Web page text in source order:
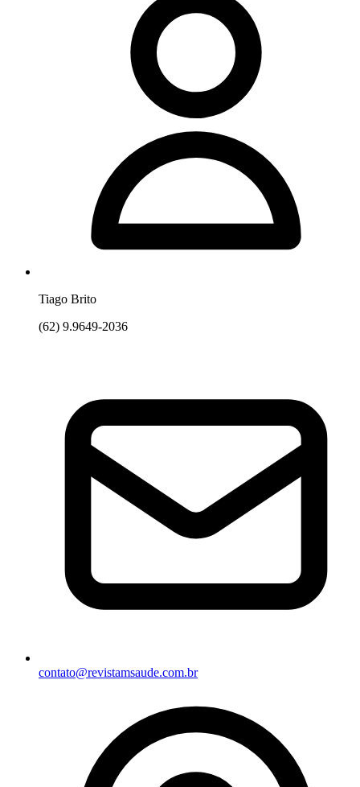
Tiago Brito
(62) 9.9649-2036
contato@revistamsaude.com.br